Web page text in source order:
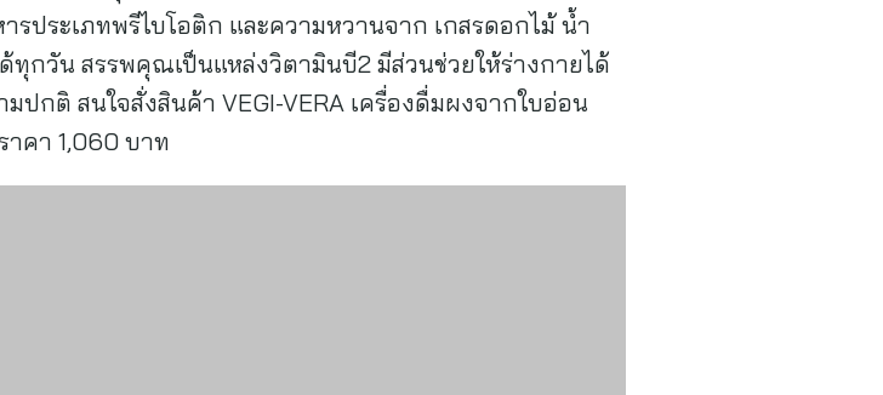
รประเภทพรีไบโอติก และความหวานจาก เกสรดอกไม้ น้ำ
ทุกวัน สรรพคุณเป็นแหล่งวิตามินบี2 มีส่วนช่วยให้ร่างกายได้
ปกติ สนใจสั่งสินค้า VEGI-VERA เครื่องดื่มผงจากใบอ่อน
าคา 1,060 บาท